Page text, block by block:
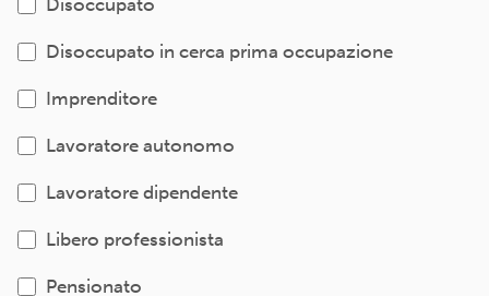
Disoccupato
Disoccupato in cerca prima occupazione
Imprenditore
Lavoratore autonomo
Lavoratore dipendente
Libero professionista
Pensionato